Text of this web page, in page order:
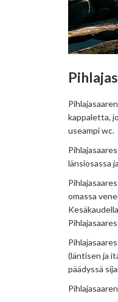
kappaletta,
useampi wc.
länsiosassa
omassa
(läntisen ja
päädyssä